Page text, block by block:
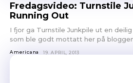
Fredagsvideo: Turnstile
Running Out
I fjor ga Turnstile Junkpile ut en
som ble godt mottatt her på
Americana 19. APRIL, 2013